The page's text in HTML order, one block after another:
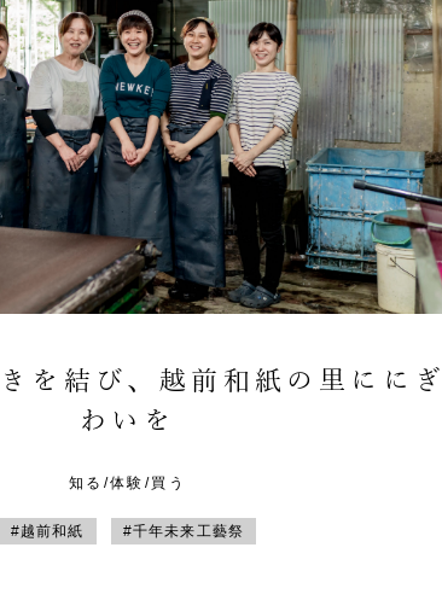
を結び、越前和紙の里ににぎ
わいを
知る/体験/買う
#越前和紙 #千年未来工藝祭